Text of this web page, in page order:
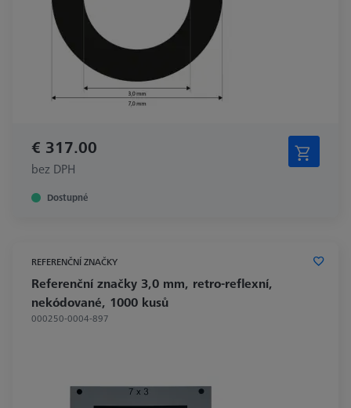
€ 317.00
bez DPH
Dostupné
REFERENČNÍ ZNAČKY
Referenční značky 3,0 mm, retro-reflexní,
nekódované, 1000 kusů
000250-0004-897